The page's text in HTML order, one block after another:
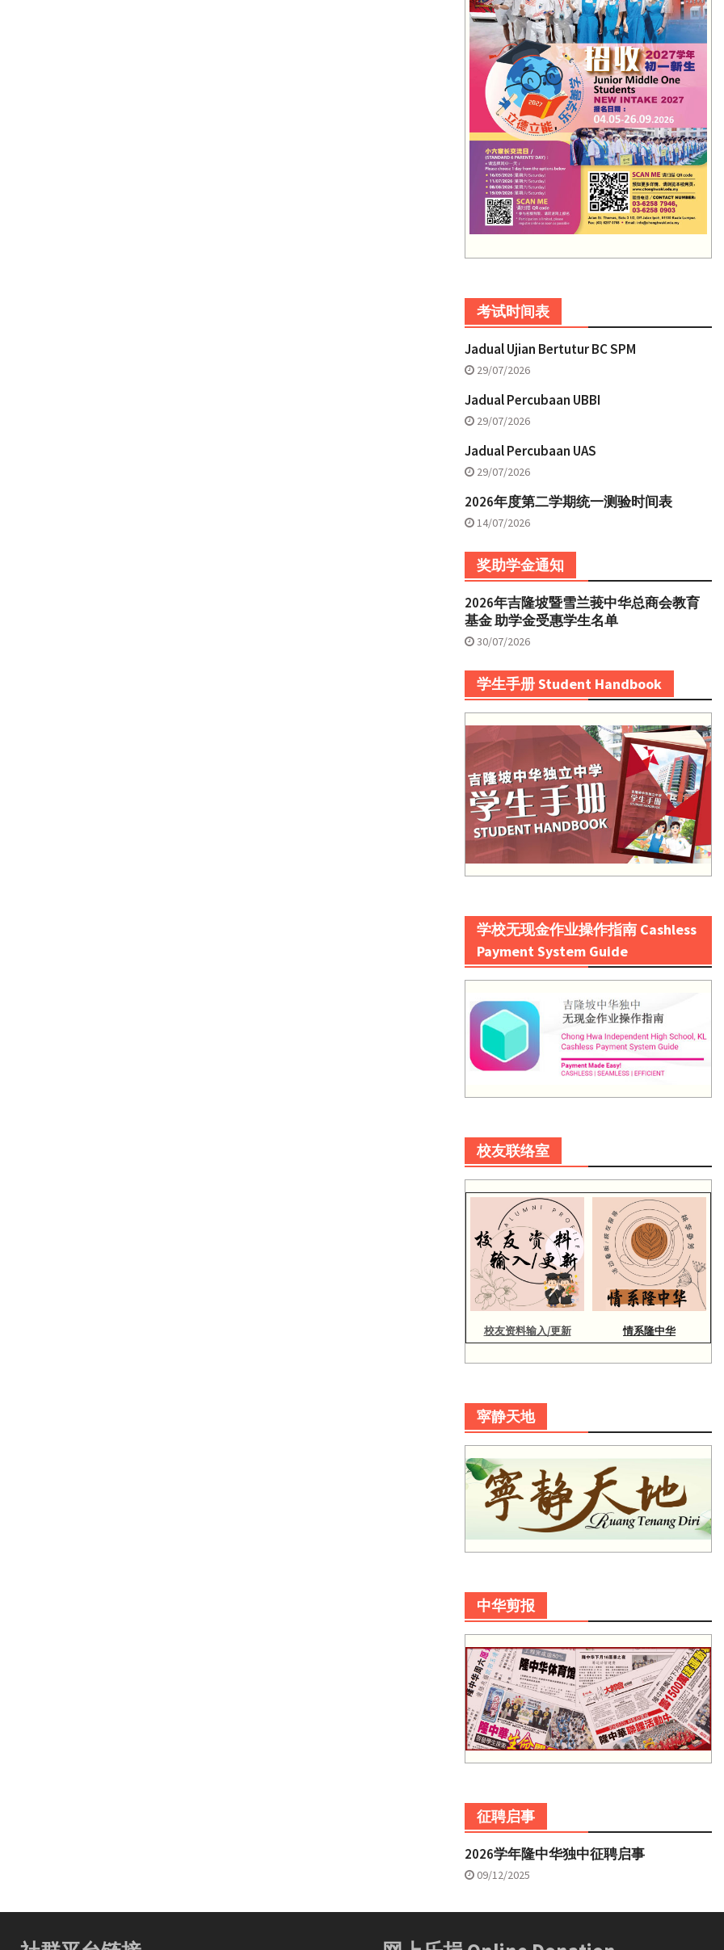
考试时间表
Jadual Ujian Bertutur BC SPM
29/07/2026
Jadual Percubaan UBBI
29/07/2026
Jadual Percubaan UAS
29/07/2026
2026年度第二学期统一测验时间表
14/07/2026
奖助学金通知
2026年吉隆坡暨雪兰莪中华总商会教育
基金 助学金受惠学生名单
30/07/2026
学生手册 Student Handbook
学校无现金作业操作指南 Cashless
Payment System Guide
校友联络室
校友资料输入/更新 情系隆中华
寜静天地
中华剪报
征聘启事
2026学年隆中华独中征聘启事
09/12/2025